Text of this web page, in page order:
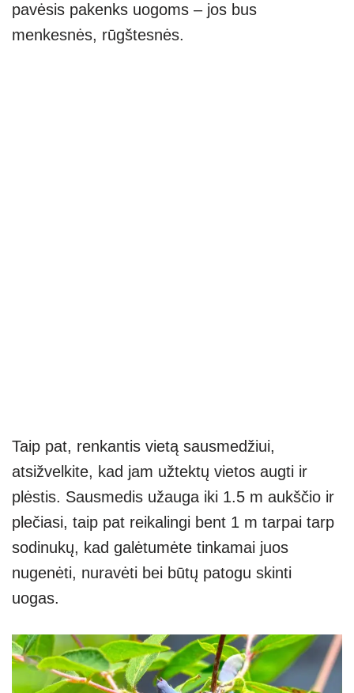
pavėsis pakenks uogoms – jos bus
menkesnės, rūgštesnės.
Taip pat, renkantis vietą sausmedžiui,
atsižvelkite, kad jam užtektų vietos augti ir
plėstis. Sausmedis užauga iki 1.5 m aukščio ir
plečiasi, taip pat reikalingi bent 1 m tarpai tarp
sodinukų, kad galėtumėte tinkamai juos
nugenėti, nuravėti bei būtų patogu skinti
uogas.